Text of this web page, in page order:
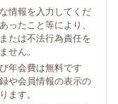
情報を入力してくだ
ったこと等により、
たは不法行為責任を
せん。
年会費は無料です
や会員情報の表示の
ます。